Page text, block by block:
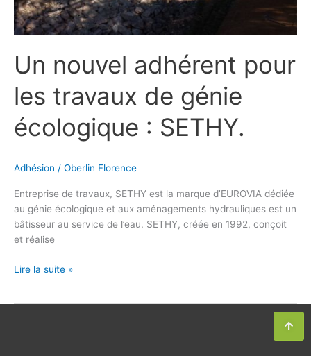
Un nouvel adhérent pour
les travaux de génie
écologique : SETHY.
Adhésion / Oberlin Florence
Entreprise de travaux, SETHY est la marque d’EUROVIA dédiée
au génie écologique et aux aménagements hydrauliques est un
bâtisseur au service de l’eau. SETHY, créée en 1992, conçoit
et réalise
écologique
:
SETHY.
Lire la suite »